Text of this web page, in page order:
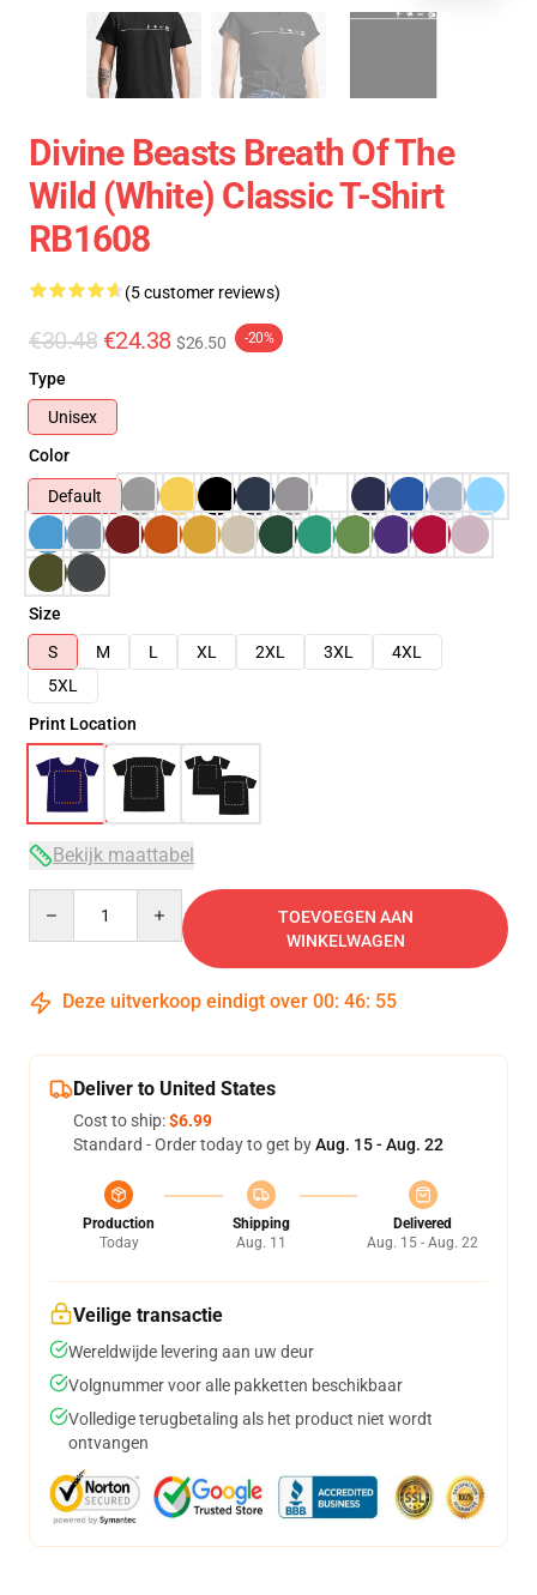
Divine Beasts Breath Of The
Wild (white) Classic T-Shirt
RB1608
(5 customer reviews)
€30.48 €24.38 $26.50 -20%
Type
Unisex
Color
Default
Size
S
M L XL 2XL 3XL
4XL
5XL
Print Location
Bekijk maattabel
TOEVOEGEN AAN
WINKELWAGEN
Deze uitverkoop eindigt over 00: 46: 54
Deliver to United States
Cost to ship:$6.99
Standard - Order today to get byAug. 15 - Aug. 22
Production
Today
Shipping
Aug. 11
Delivered
Aug. 15 - Aug. 22
Veilige transactie
Wereldwijde levering aan uw deur
Volgnummer voor alle pakketten beschikbaar
Volledige terugbetaling als het product niet wordt
ontvangen